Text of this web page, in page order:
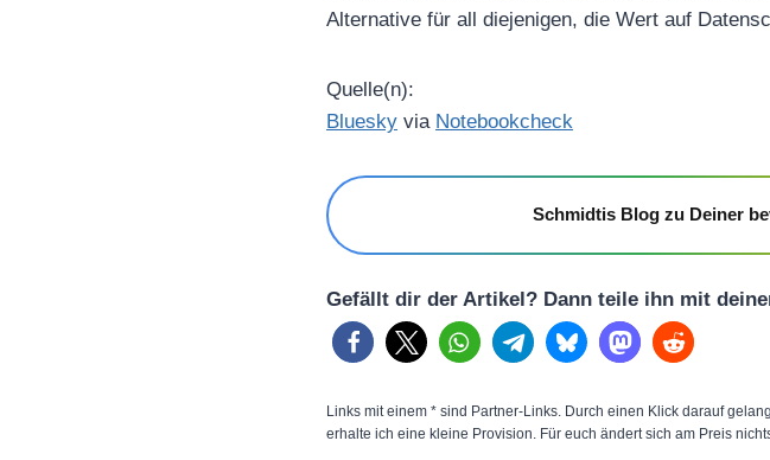
Alternative für all diejenigen, die Wert auf
Quelle(n):
Bluesky via Notebookcheck
Schmidtis Blog zu Deiner
Gefällt dir der Artikel? Dann teile ihn mit
Links mit einem * sind Partner-Links. Durch einen Klick darauf
erhalte ich eine kleine Provision. Für euch ändert sich am Preis